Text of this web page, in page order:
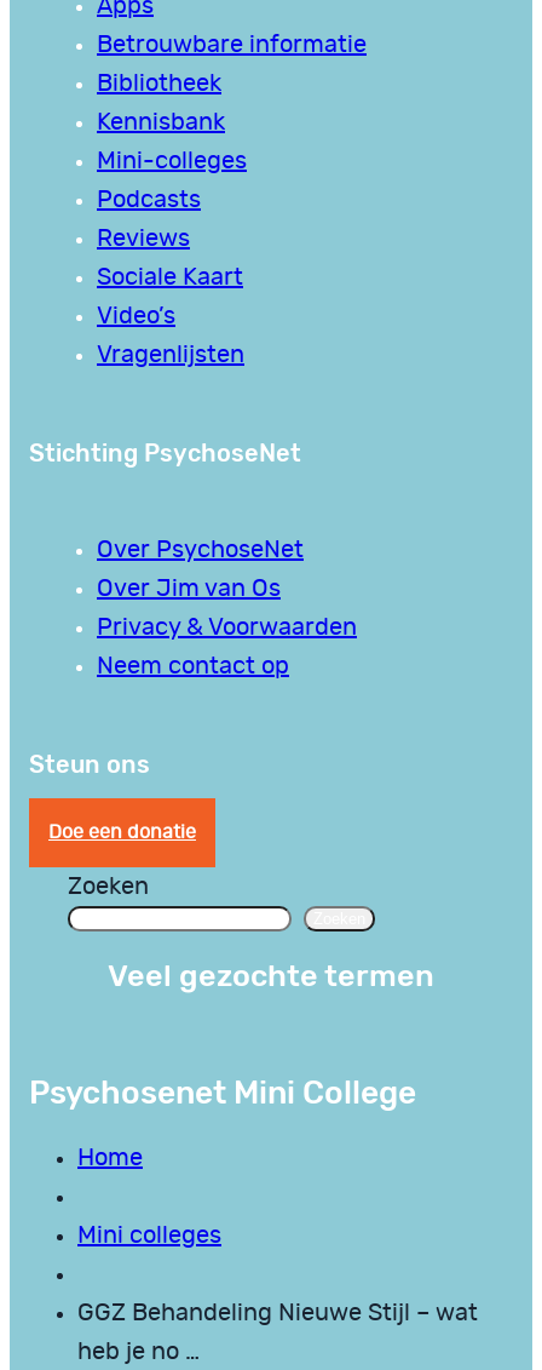
Apps
Betrouwbare informatie
Bibliotheek
Kennisbank
Mini-colleges
Podcasts
Reviews
Sociale Kaart
Video’s
Vragenlijsten
Stichting PsychoseNet
Over PsychoseNet
Over Jim van Os
Privacy & Voorwaarden
Neem contact op
Steun ons
Doe een donatie
Zoeken
Veel gezochte termen
Psychosenet Mini College
Home
Mini colleges
GGZ Behandeling Nieuwe Stijl – wat
heb je no …